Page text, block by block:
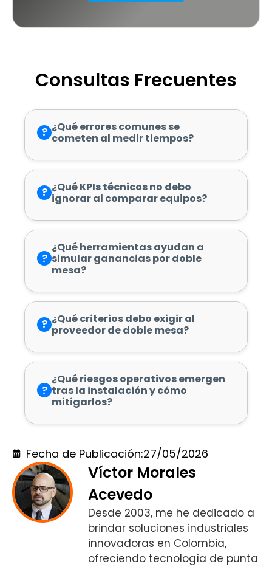
Consultas Frecuentes
? ¿Qué errores comunes se
cometen al medir tiempos?
? ¿Qué KPIs técnicos no debo
ignorar al comparar equipos?
?
¿Qué herramientas ayudan a
simular ganancias por doble
mesa?
? ¿Qué criterios debo exigir al
proveedor de doble mesa?
?
¿Qué riesgos operativos emergen
tras la instalación y cómo
mitigarlos?
Fecha de Publicación:27/05/2026
Víctor Morales
Acevedo
Desde 2003, me he dedicado a
brindar soluciones industriales
innovadoras en Colombia,
ofreciendo tecnología de punta